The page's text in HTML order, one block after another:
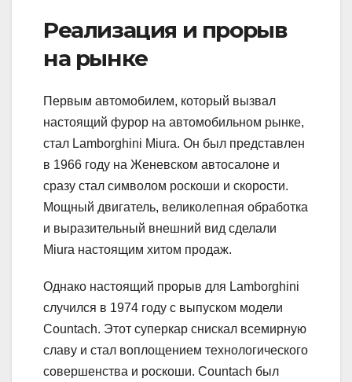
Реализация и прорыв
на рынке
Первым автомобилем, который вызвал
настоящий фурор на автомобильном рынке,
стал Lamborghini Miura. Он был представлен
в 1966 году на Женевском автосалоне и
сразу стал символом роскоши и скорости.
Мощный двигатель, великолепная обработка
и выразительный внешний вид сделали
Miura настоящим хитом продаж.
Однако настоящий прорыв для Lamborghini
случился в 1974 году с выпуском модели
Countach. Этот суперкар снискал всемирную
славу и стал воплощением технологического
совершенства и роскоши. Countach был